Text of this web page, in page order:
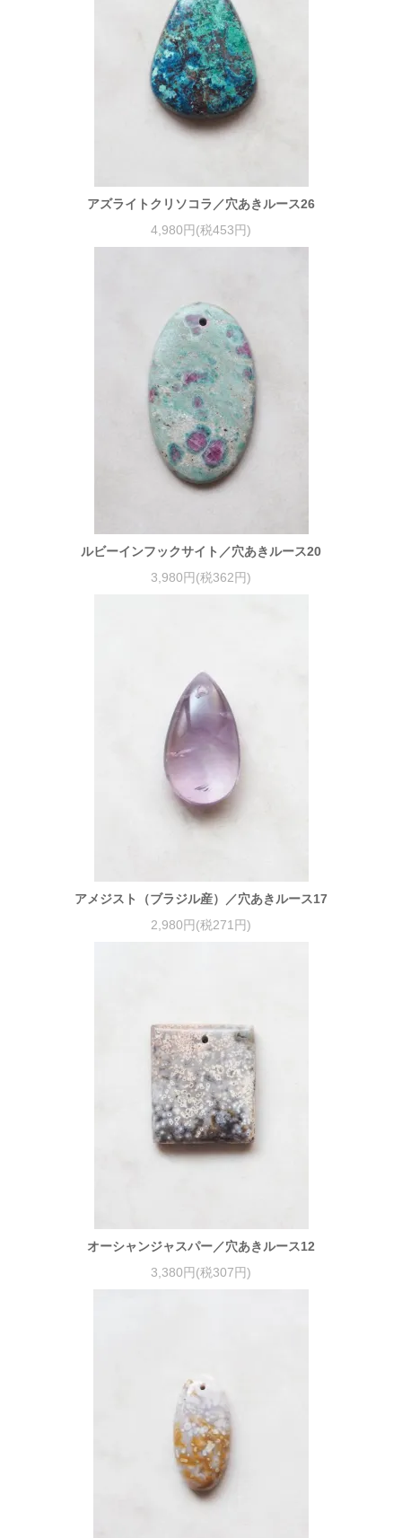
アズライトクリソコラ／穴あきルース26
4,980円(税453円)
ルビーインフックサイト／穴あきルース20
3,980円(税362円)
アメジスト（ブラジル産）／穴あきルース17
2,980円(税271円)
オーシャンジャスパー／穴あきルース12
3,380円(税307円)